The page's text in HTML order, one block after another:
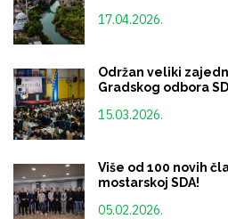
17.04.2026.
Održan veliki
Gradskog odbora
15.03.2026.
Više od 100 novih
mostarskoj SDA!
05.02.2026.